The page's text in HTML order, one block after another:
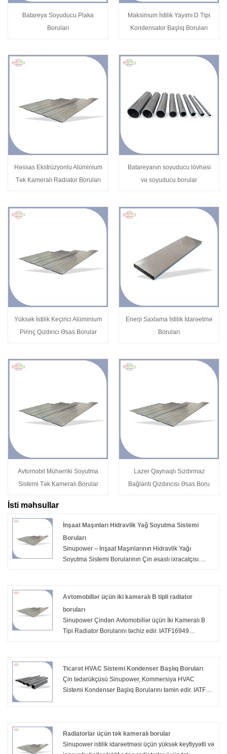
Batareya Soyuducu Plaka
Boruları
Maksimum İstilik Yayımı D Tipi
Kondensator Başlıq Boruları
Həssas Ekstrüzyonlu Alüminium
Tək Kameralı Radiator Boruları
Batareyanın soyuducu lövhəsi
və soyuducu borular
Yüksək İstilik Keçirici Alüminium
Pirinç Qızdırıcı Əsas Borular
Enerji Saxlama İstilik İdarəetmə
Boruları
Avtomobil Mühərriki Soyutma
Sistemi Tək Kameralı Borular
Lazer Qaynaqlı Sızdırmaz
Bağlantı Qızdırıcısı Əsas Boru
İsti məhsullar
İnşaat Maşınları Hidravlik Yağ Soyutma Sistemi
Boruları
Sinupower – İnşaat Maşınlarının Hidravlik Yağı
Soyutma Sistemi Borularının Çin əsaslı ixracatçısı.
istehsal, 90-dan çox avadanlıq növü və Sanhua,
Danfoss və Pankl ilə əməkdaşlıqla dəstəklənir. Xüsusi
profillər, ölçülər və son bitirmələr mövcuddur.
Avtomobillər üçün iki kameralı B tipli radiator
boruları
Sinupower Çindən Avtomobillər üçün İki Kameralı B
Tipi Radiator Borularını təchiz edir. IATF16949
Ticarət HVAC Sistemi Kondenser Başlıq Boruları
Çin tədarükçüsü Sinupower, Kommersiya HVAC
Sistemi Kondenser Başlıq Borularını təmin edir. IATF
kollektorlara nisbətən kondensatorun çəkisini 30-40%
kəsir.
Radiatorlar üçün tək kameralı borular
Sinupower istilik idarəetməsi üçün yüksək keyfiyyətli və